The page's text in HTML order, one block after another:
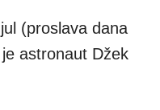
(proslava dana
astronaut Džek